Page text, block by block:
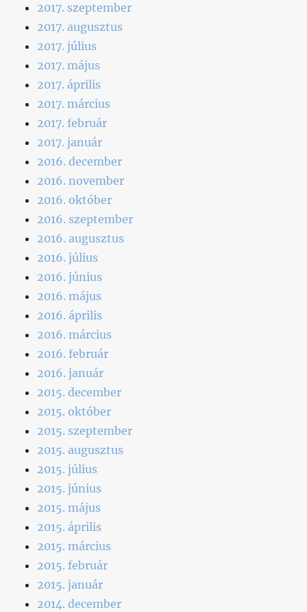
2017. szeptember
2017. augusztus
2017. július
2017. május
2017. április
2017. március
2017. február
2017. január
2016. december
2016. november
2016. október
2016. szeptember
2016. augusztus
2016. július
2016. június
2016. május
2016. április
2016. március
2016. február
2016. január
2015. december
2015. október
2015. szeptember
2015. augusztus
2015. július
2015. június
2015. május
2015. április
2015. március
2015. február
2015. január
2014. december